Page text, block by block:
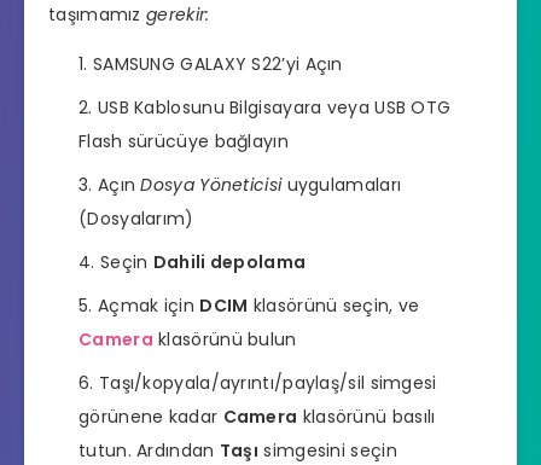
taşımamız gerekir:
SAMSUNG GALAXY S22’yi Açın
USB Kablosunu Bilgisayara veya USB OTG
Flash sürücüye bağlayın
AçınDosya Yöneticisi uygulamaları
(Dosyalarım)
Seçin Dahili depolama
Açmak için DCIM klasörünü seçin, ve
Camera klasörünü bulun
Taşı/kopyala/ayrıntı/paylaş/sil simgesi
görünene kadar Camera klasörünü basılı
tutun. Ardından Taşı simgesini seçin